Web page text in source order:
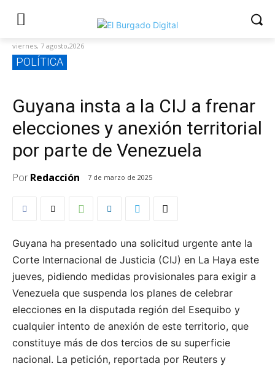
viernes, 7 agosto,2026
POLÍTICA
Guyana insta a la CIJ a frenar
elecciones y anexión territorial
por parte de Venezuela
PorRedacción 7 de marzo de 2025
Guyana ha presentado una solicitud urgente ante la
Corte Internacional de Justicia (CIJ) en La Haya este
jueves, pidiendo medidas provisionales para exigir a
Venezuela que suspenda los planes de celebrar
elecciones en la disputada región del Esequibo y
cualquier intento de anexión de este territorio, que
constituye más de dos tercios de su superficie
nacional. La petición, reportada por Reuters y